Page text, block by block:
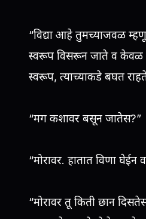
“विद्या आहे तुमच्याजवळ
स्वरूप विसरून जाते व केवळ
स्वरूप, त्याच्याकडे बघत
“मग कशावर बसून जातेस?”
“मोरावर. हातात विणा घेईन
“मोरावर तू किती छान